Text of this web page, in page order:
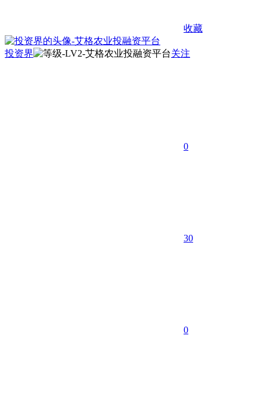
收藏
投资界 关注
0
30
0